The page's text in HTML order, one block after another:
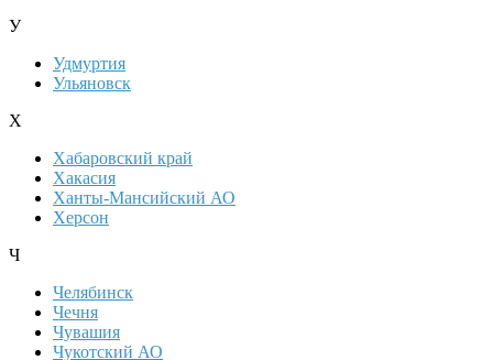
У
Удмуртия
Ульяновск
Х
Хабаровский край
Хакасия
Ханты-Мансийский АО
Херсон
Ч
Челябинск
Чечня
Чувашия
Чукотский АО